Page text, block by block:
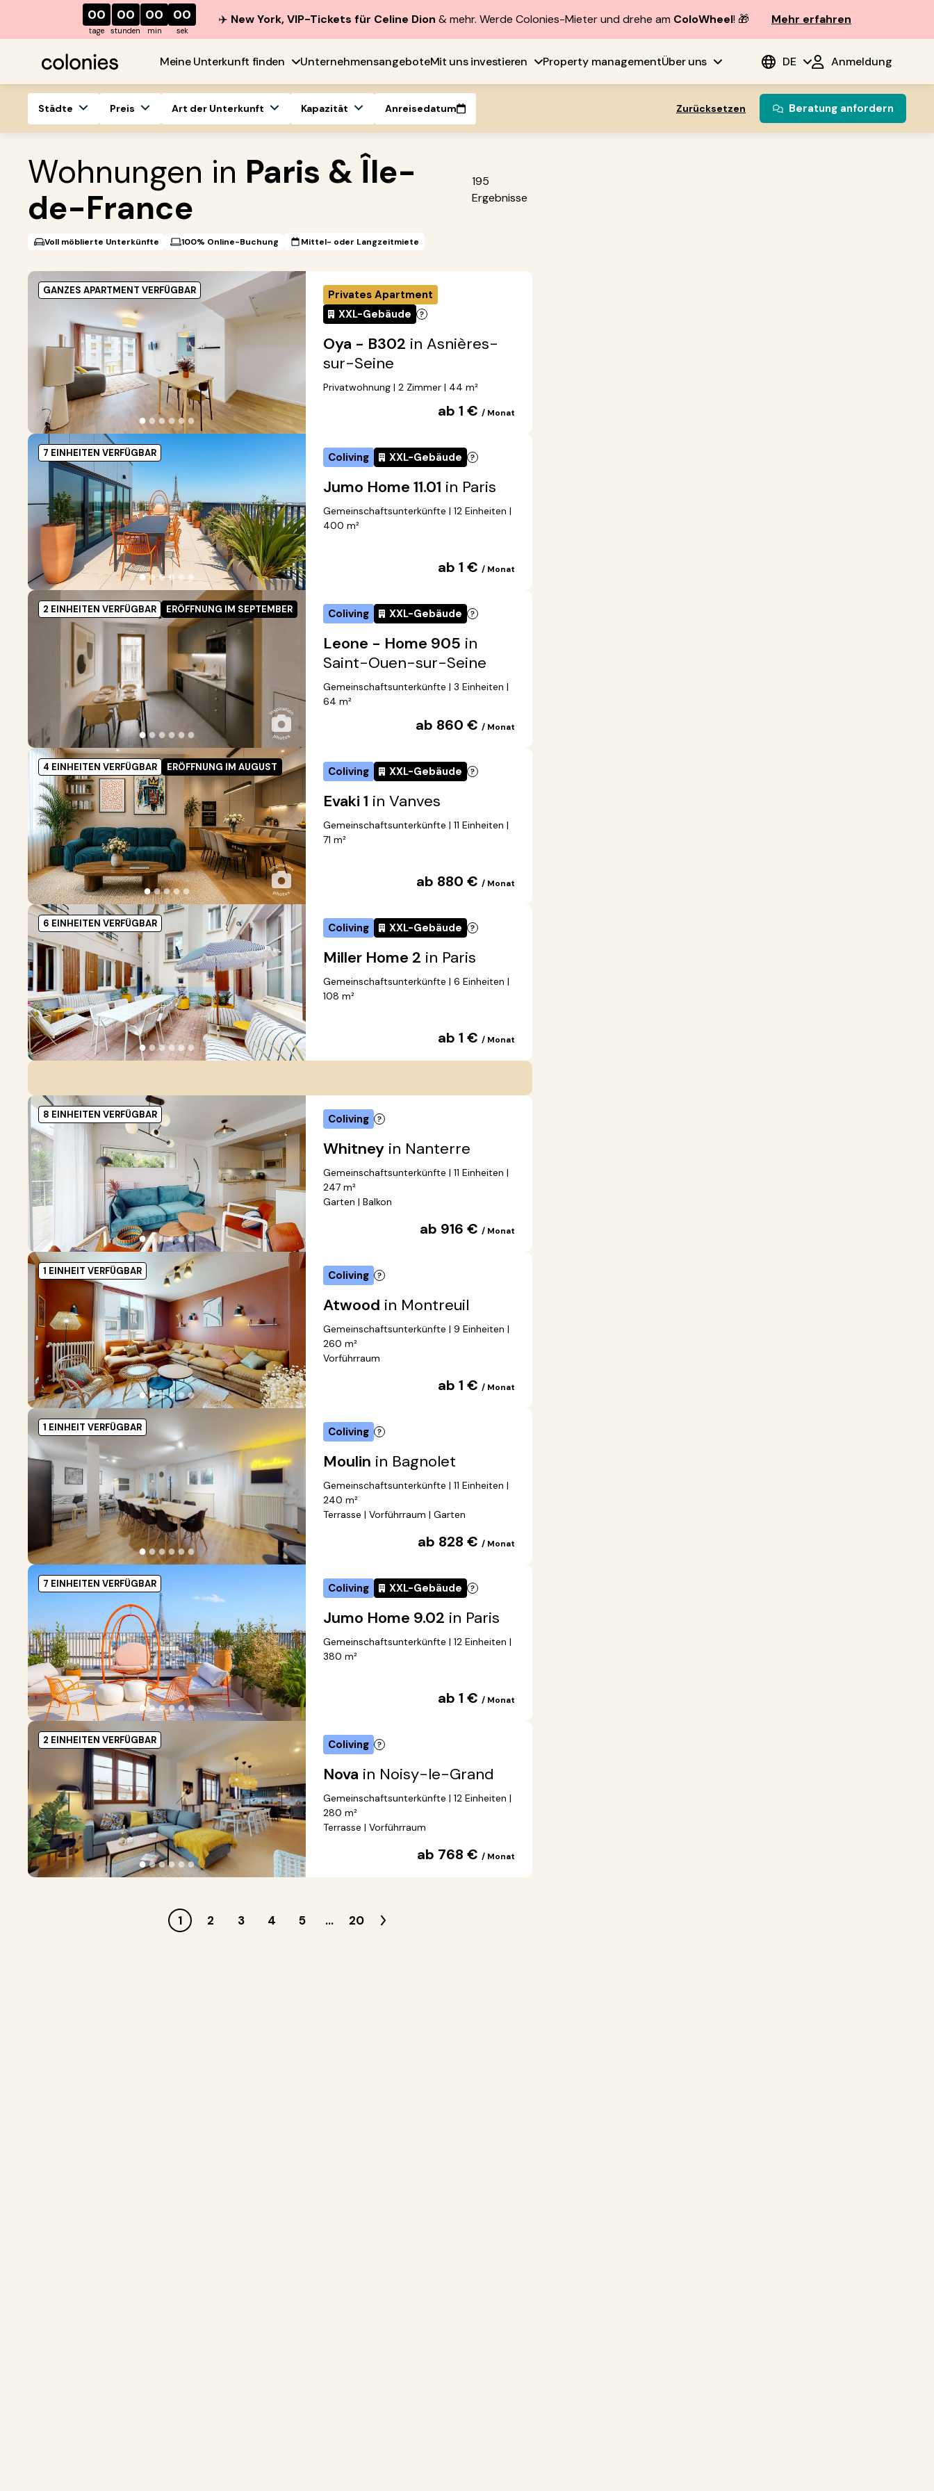
00
tage
00
stunden
00
min
00
sek
✈️ New York, VIP-Tickets für Celine Dion & mehr. Werde Colonies-Mieter und drehe am ColoWheel! 🎁 Mehr erfahren
Meine Unterkunft finden UnternehmensangeboteMit uns investieren Property managementÜber uns DE Anmeldung
Städte Preis Art der Unterkunft Kapazität Anreisedatum Zurücksetzen Beratung anfordern
Wohnungen in Paris & Île-
de-France
195
Ergebnisse
Voll möblierte Unterkünfte 100% Online-Buchung Mittel- oder Langzeitmiete
●●●●●●
GANZES APARTMENT VERFÜGBAR
Privates Apartment
XXL-Gebäude
Oya - B302 in Asnières-
sur-Seine
Privatwohnung | 2 Zimmer | 44 m²
ab 1 €/ Monat
●●●●●●
7 EINHEITEN VERFÜGBAR Coliving XXL-Gebäude
Jumo Home 11.01 in Paris
Gemeinschaftsunterkünfte | 12 Einheiten |
400 m²
ab 1 €/ Monat
●●●●●●
2 EINHEITEN VERFÜGBAR ERÖFFNUNG IM SEPTEMBER Coliving XXL-Gebäude
Leone - Home 905 in
Saint-Ouen-sur-Seine
Gemeinschaftsunterkünfte | 3 Einheiten |
64 m²
ab 860 €/ Monat
●●●●●
4 EINHEITEN VERFÜGBAR ERÖFFNUNG IM AUGUST Coliving XXL-Gebäude
Evaki 1 in Vanves
Gemeinschaftsunterkünfte | 11 Einheiten |
71 m²
ab 880 €/ Monat
●●●●●●
6 EINHEITEN VERFÜGBAR Coliving XXL-Gebäude
Miller Home 2 in Paris
Gemeinschaftsunterkünfte | 6 Einheiten |
108 m²
ab 1 €/ Monat
●●●●●●
8 EINHEITEN VERFÜGBAR Coliving
Whitney in Nanterre
Gemeinschaftsunterkünfte | 11 Einheiten |
247 m²
Garten | Balkon
ab 916 €/ Monat
●●●●●●
1 EINHEIT VERFÜGBAR Coliving
Atwood in Montreuil
Gemeinschaftsunterkünfte | 9 Einheiten |
260 m²
Vorführraum
ab 1 €/ Monat
●●●●●●
1 EINHEIT VERFÜGBAR Coliving
Moulin in Bagnolet
Gemeinschaftsunterkünfte | 11 Einheiten |
240 m²
Terrasse | Vorführraum | Garten
ab 828 €/ Monat
●●●●●●
7 EINHEITEN VERFÜGBAR Coliving XXL-Gebäude
Jumo Home 9.02 in Paris
Gemeinschaftsunterkünfte | 12 Einheiten |
380 m²
ab 1 €/ Monat
●●●●●●
2 EINHEITEN VERFÜGBAR Coliving
Nova in Noisy-le-Grand
Gemeinschaftsunterkünfte | 12 Einheiten |
280 m²
Terrasse | Vorführraum
ab 768 €/ Monat
1 2 3 4 5 ... 20